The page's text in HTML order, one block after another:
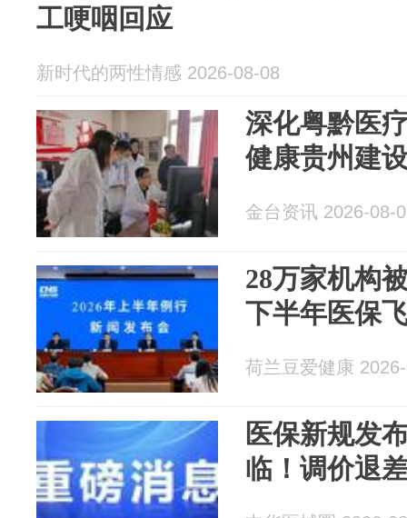
工哽咽回应
新时代的两性情感 2026-08-08
深化粤黔医
健康贵州建
金台资讯 2026-08-
28万家机构
下半年医保
荷兰豆爱健康
医保新规发
临！调价退